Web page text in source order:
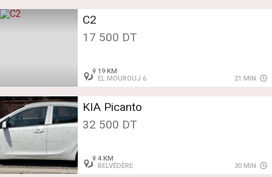
C2
17 500 DT
19 KM
EL MOUROUJ 6
21 MIN
KIA Picanto
32 500 DT
4 KM
BELVÉDÈRE
30 MIN